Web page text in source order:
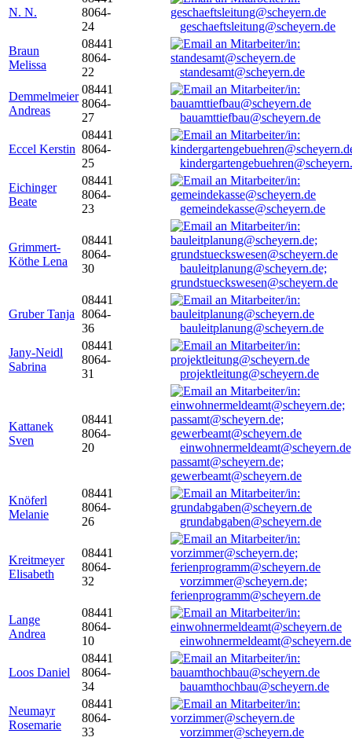
N. N.
8064-
24
geschaeftsleitung@scheyern.de
Braun
Melissa
08441
8064-
22
standesamt@scheyern.de
Demmelmeier
Andreas
08441
8064-
27
bauamttiefbau@scheyern.de
Eccel Kerstin
08441
8064-
25
Eichinger
Beate
08441
8064-
23
gemeindekasse@scheyern.de
Grimmert-
Köthe Lena
08441
8064-
30
bauleitplanung@scheyern.de;
grundstueckswesen@scheyern.de
Gruber Tanja
08441
8064-
36
bauleitplanung@scheyern.de
Jany-Neidl
Sabrina
08441
8064-
31
projektleitung@scheyern.de
Kattanek
Sven
08441
8064-
20
passamt@scheyern.de;
gewerbeamt@scheyern.de
Knöferl
Melanie
08441
8064-
26
grundabgaben@scheyern.de
Kreitmeyer
Elisabeth
08441
8064-
32
vorzimmer@scheyern.de;
ferienprogramm@scheyern.de
Lange
Andrea
08441
8064-
10
einwohnermeldeamt@scheyern.de
Loos Daniel
08441
8064-
34
bauamthochbau@scheyern.de
Neumayr
Rosemarie
08441
8064-
33
vorzimmer@scheyern.de